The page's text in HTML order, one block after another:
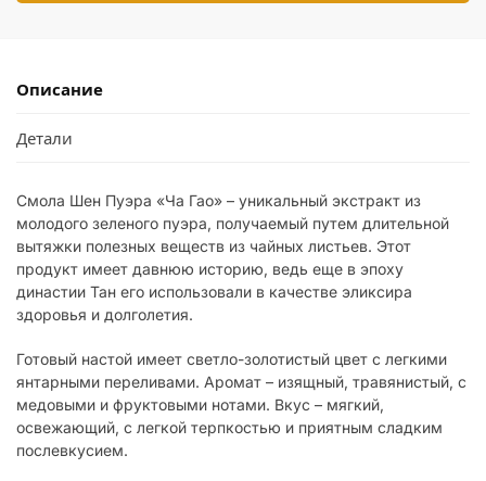
Описание
Детали
Смола Шен Пуэра «Ча Гао» – уникальный экстракт из
молодого зеленого пуэра, получаемый путем длительной
вытяжки полезных веществ из чайных листьев. Этот
продукт имеет давнюю историю, ведь еще в эпоху
династии Тан его использовали в качестве эликсира
здоровья и долголетия.
Готовый настой имеет светло-золотистый цвет с легкими
янтарными переливами. Аромат – изящный, травянистый, с
медовыми и фруктовыми нотами. Вкус – мягкий,
освежающий, с легкой терпкостью и приятным сладким
послевкусием.